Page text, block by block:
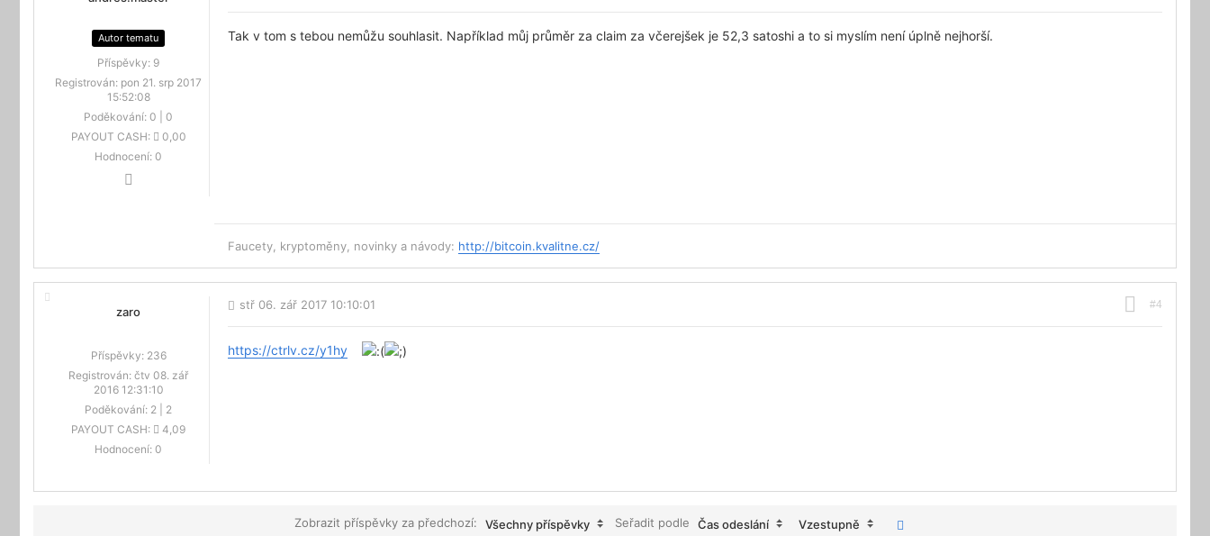
Autor tematu
Příspěvky: 9
Registrován: pon 21. srp 2017
15:52:08
Poděkování: 0
0
PAYOUT CASH:
0,00
Hodnocení: 0
Tak v tom s tebou nemůžu souhlasit. Například můj průměr za claim za včerejšek je 52,3 satoshi a to si myslím není úplně nejhorší.
Faucety, kryptoměny, novinky a návody: http://bitcoin.kvalitne.cz/
zaro
Příspěvky: 236
Registrován: čtv 08. zář
2016 12:31:10
Poděkování: 2
2
PAYOUT CASH:
4,09
Hodnocení: 0
#4
stř 06. zář 2017 10:10:01
https://ctrlv.cz/y1hy
Zobrazit příspěvky za předchozí: Všechny příspěvky Seřadit podle Čas odeslání Vzestupně